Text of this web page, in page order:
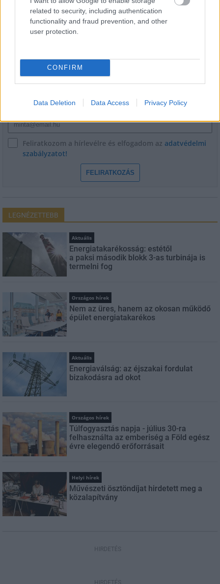
related to security, including authentication
functionality and fraud prevention, and other
user protection.
CONFIRM
Data Deletion Data Access Privacy Policy
Név
Feliratkozom a hírlevélre és elfogadom az adatvédelmi
szabályzatot!
FELIRATKOZÁS
LEGNÉZETTEBB
Aktuális
Energiatakarékosság: estétől
a paksi második blokk 3-as turbinája is
termelni fog
Országos hírek
Nem az üres, hanem az okosan működő
épület energiatakarékos
Aktuális
Energiaválság: az éjszakai fordulat
bizakodásra ad okot
Országos hírek
Túlfogyasztás napja - július 30-ra
felhasználta az emberiség a Föld egész
évre elegendő erőforrásait
Helyi hírek
Művészeti ösztöndíjat hirdetett meg a
közalapítvány
HIRDETÉS